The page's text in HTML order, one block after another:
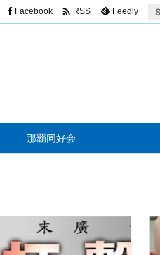
那覇同好会
Facebook  RSS Feedly